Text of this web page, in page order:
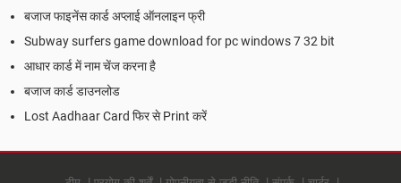
बजाज फाइनेंस कार्ड अप्लाई ऑनलाइन फ्री
Subway surfers game download for pc windows 7 32 bit
आधार कार्ड में नाम चेंज करना है
बजाज कार्ड डाउनलोड
Lost Aadhaar Card फिर से Print करें